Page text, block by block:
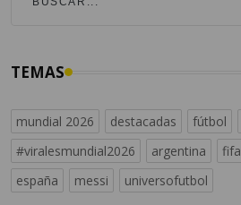
TEMAS
mundial 2026 destacadas fútbol
#viralesmundial2026
argentina fifa
españa
messi universofutbol